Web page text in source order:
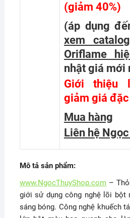
(giảm 40%)
(áp dụng
xem
Oriflame
nhật giá mới
Giới thiệu
giảm giá
Mua hàng
Liên hệ
Mô tả sản phẩm:
www.NgocThuyShop.com–
giới sử dụng công nghệ lõi bột
sáng bóng. Công nghệ khuếch